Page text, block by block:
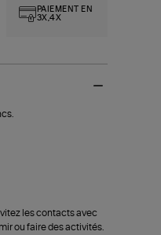
PAIEMENT EN
3X,4X
les contacts avec
ou faire des activités.